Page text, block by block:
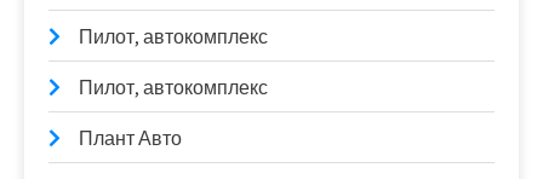
Пилот, автокомплекс
Пилот, автокомплекс
Плант Авто